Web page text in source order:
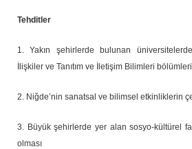
Tehditler
1. Yakın şehirlerde bulunan
İlişkiler ve Tanıtım ve İletişim Bilimleri
2. Niğde’nin sanatsal ve bilimsel etkinliklerin
3. Büyük şehirlerde yer alan sosyo-kültürel
olması